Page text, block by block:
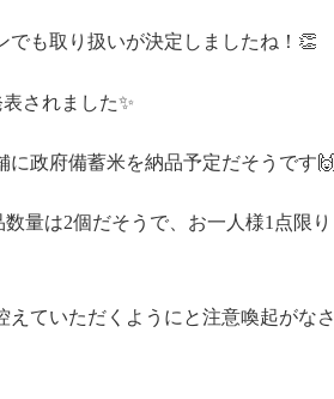
でも取り扱いが決定しましたね！👏
されました✨
政府備蓄米を納品予定だそうです🙌
量は2個だそうで、お一人様1点限り
ていただくようにと注意喚起がなさ